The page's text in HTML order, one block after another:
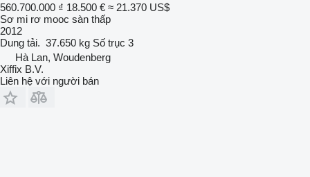
560.700.000 ₫ 18.500 € ≈ 21.370 US$
Sơ mi rơ mooc sàn thấp
2012
Dung tải. 37.650 kg Số trục 3
Hà Lan, Woudenberg
Xiffix B.V.
Liên hệ với người bán